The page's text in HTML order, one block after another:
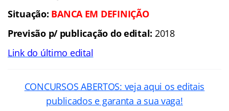
Situação: BANCA EM DEFINIÇÃO
Previsão p/ publicação do edital: 2018
Link do último edital
CONCURSOS ABERTOS: veja aqui os editais
publicados e garanta a sua vaga!